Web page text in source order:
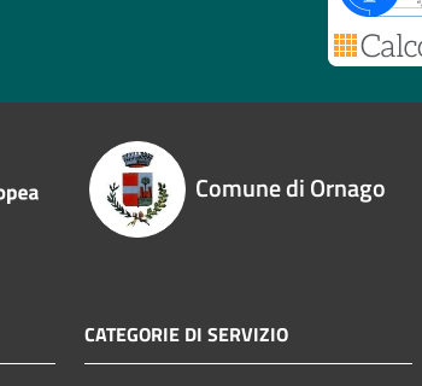
Comune di Ornago
CATEGORIE DI SERVIZIO